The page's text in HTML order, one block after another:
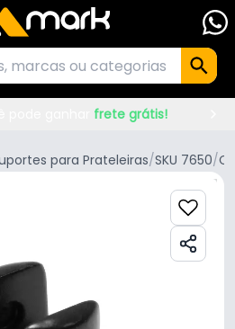
frete grátis!
para Prateleiras/SKU 7650/